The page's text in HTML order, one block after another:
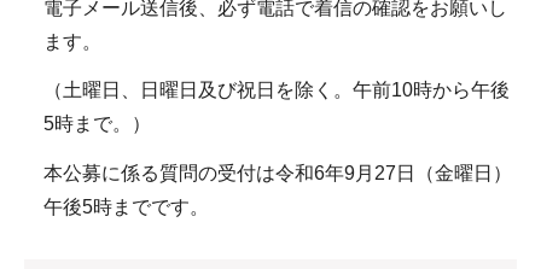
電子メール送信後、必ず電話で着信の確認をお願いし
ます。
（土曜日、日曜日及び祝日を除く。午前10時から午後
5時まで。）
本公募に係る質問の受付は令和6年9月27日（金曜日）
午後5時までです。